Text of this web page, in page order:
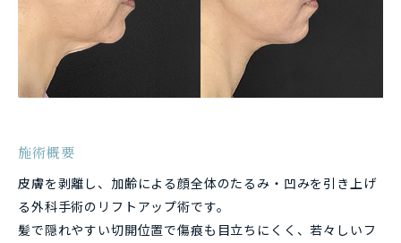
施術概要
皮膚を剥離し、加齢による顔全体のたるみ・凹みを引き上げ
る外科手術のリフトアップ術です。
髪で隠れやすい切開位置で傷痕も目立ちにくく、若々しいフ